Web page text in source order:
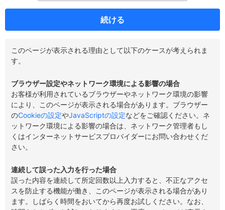
続ける
このページが表示される理由として以下のケースが考えられま
す。
ブラウザー設定やネットワーク環境による影響の場合
お客様が利用されているブラウザーやネットワーク環境の影響
により、このページが表示される場合があります。ブラウザー
のCookieの設定やJavaScriptの設定などをご確認ください。ネ
ットワーク環境による影響の場合は、ネットワーク管理者もし
くはインターネットサービスプロバイダーにお問い合わせくだ
さい。
連続して誤った入力を行った場合
誤った内容を連続して所定回数以上入力すると、不正なアクセ
スを防止する機能が働き、このページが表示される場合があり
ます。しばらく時間をおいてから再度お試しください。なお、